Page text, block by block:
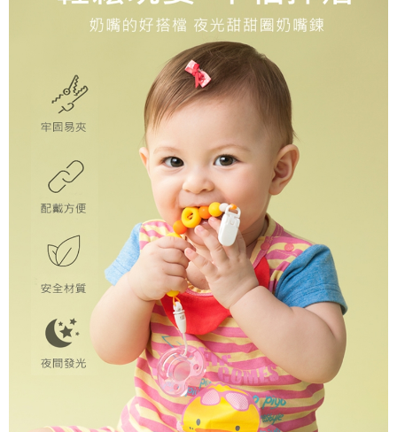
https://aftee.tw/terms/#terms3
３．未成年的使用者請事先徵得法定代理人或監護人之同意方可使用
「AFTEE先享後付」，若未經同意申辦者引起之損失，本公司不負相關責
４．使用「AFTEE先享後付」時，將依據個別帳號之用戶狀況，依本公司即
時審查核予不同之上限額度；若仍有額度不足之情形，本公司將視審查結果
請求用戶進行身份認證。
５．嚴禁一人註冊多個帳號或使用他人資訊註冊。若發現惡意使用之情形，
恩沛科技股份有限公司將有權停止該用戶之使用額度並採取法律行動。